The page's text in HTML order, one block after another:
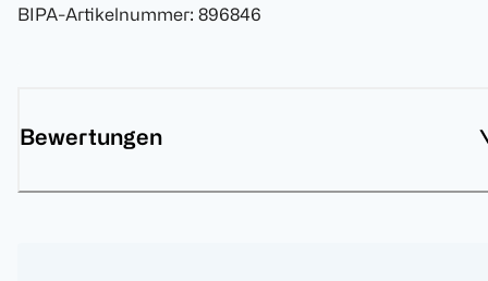
BIPA-Artikelnummer: 896846
Bewertungen